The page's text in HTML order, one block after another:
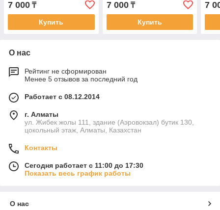
7 000 ₸
Купить
7 000₸
Купить
7
О нас
Рейтинг не сформирован
Менее 5 отзывов за последний год
Работает с 08.12.2014
г. Алматы
ул. Жибек жолы 111, здание (Аэровокзал) бутик 130,
цокольный этаж, Алматы, Казахстан
Контакты
Сегодня работает с 11:00 до 17:30
Показать весь график работы
О нас